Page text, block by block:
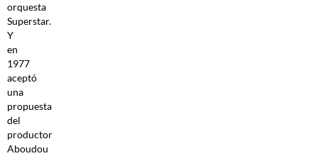
orquesta
Superstar.
Y
en
1977
aceptó
una
propuesta
del
productor
Aboudou